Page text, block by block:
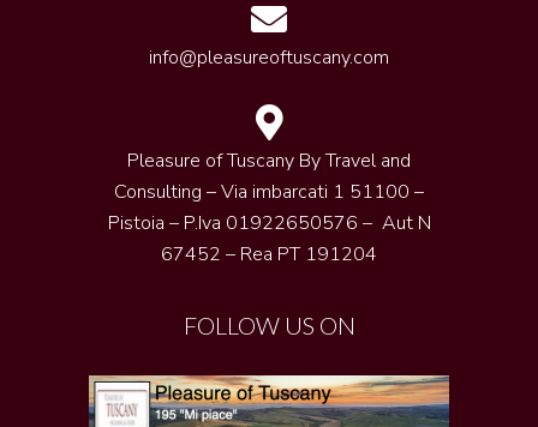
info@pleasureoftuscany.com
Pleasure of Tuscany By Travel and
Consulting – Via imbarcati 1 51100 –
Pistoia – P.Iva 01922650576 – Aut N
67452 – Rea PT 191204
FOLLOW US ON